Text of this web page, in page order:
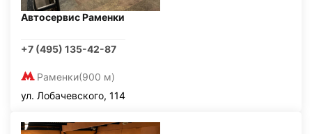
Автосервис Раменки
+7 (495) 135-42-87
Раменки(900 м)
ул. Лобачевского, 114